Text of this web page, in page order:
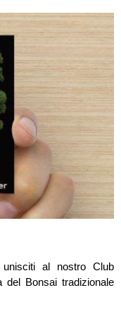
al nostro Club
Bonsai tradizionale